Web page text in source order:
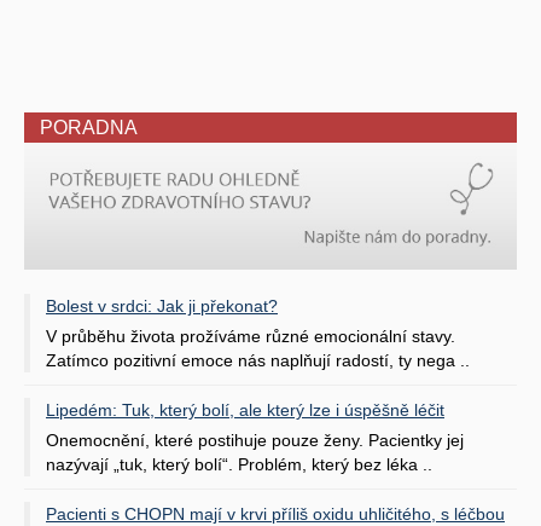
PORADNA
Bolest v srdci: Jak ji překonat?
V průběhu života prožíváme různé emocionální stavy.
Zatímco pozitivní emoce nás naplňují radostí, ty nega ..
Lipedém: Tuk, který bolí, ale který lze i úspěšně léčit
Onemocnění, které postihuje pouze ženy. Pacientky jej
nazývají „tuk, který bolí“. Problém, který bez léka ..
Pacienti s CHOPN mají v krvi příliš oxidu uhličitého, s léčbou